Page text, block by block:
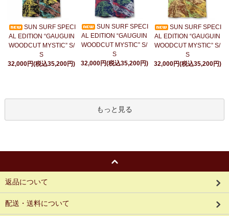
SUN SURF SPECI
AL EDITION “GAUGUIN
WOODCUT MYSTIC” S/
S
32,000円(税込35,200円)
SUN SURF SPECI
AL EDITION “GAUGUIN
WOODCUT MYSTIC” S/
S
32,000円(税込35,200円)
SUN SURF SPECI
AL EDITION “GAUGUIN
WOODCUT MYSTIC” S/
S
32,000円(税込35,200円)
もっと見る
返品について
配送・送料について